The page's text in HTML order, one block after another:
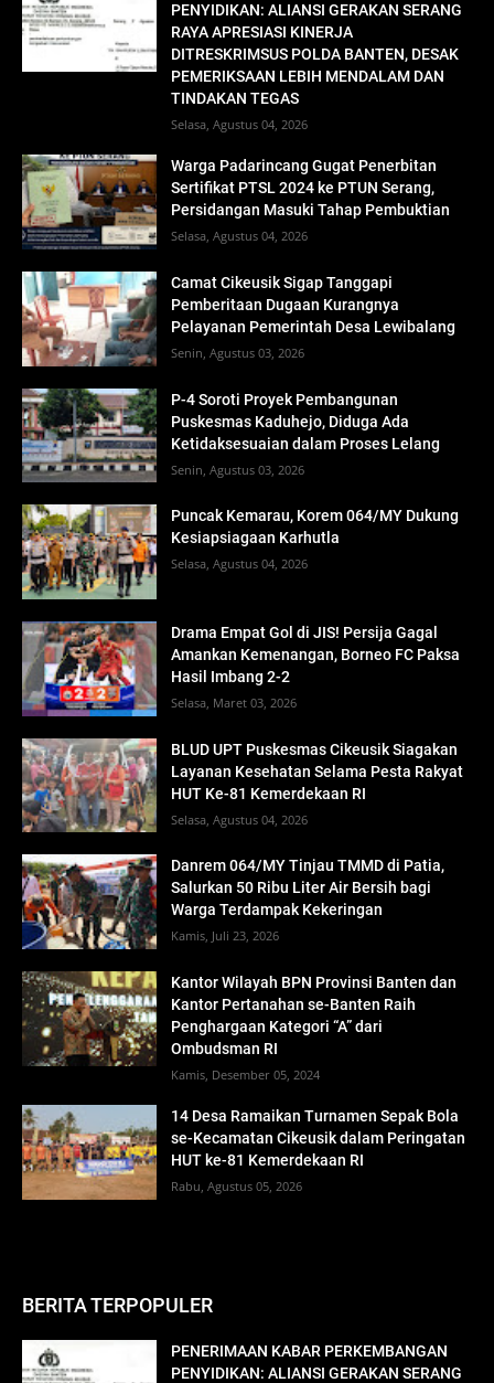
PENYIDIKAN: ALIANSI GERAKAN SERANG
RAYA APRESIASI KINERJA
DITRESKRIMSUS POLDA BANTEN, DESAK
PEMERIKSAAN LEBIH MENDALAM DAN
TINDAKAN TEGAS
Selasa, Agustus 04, 2026
Warga Padarincang Gugat Penerbitan
Sertifikat PTSL 2024 ke PTUN Serang,
Persidangan Masuki Tahap Pembuktian
Selasa, Agustus 04, 2026
Camat Cikeusik Sigap Tanggapi
Pemberitaan Dugaan Kurangnya
Pelayanan Pemerintah Desa Lewibalang
Senin, Agustus 03, 2026
P-4 Soroti Proyek Pembangunan
Puskesmas Kaduhejo, Diduga Ada
Ketidaksesuaian dalam Proses Lelang
Senin, Agustus 03, 2026
Puncak Kemarau, Korem 064/MY Dukung
Kesiapsiagaan Karhutla
Selasa, Agustus 04, 2026
Drama Empat Gol di JIS! Persija Gagal
Amankan Kemenangan, Borneo FC Paksa
Hasil Imbang 2-2
Selasa, Maret 03, 2026
BLUD UPT Puskesmas Cikeusik Siagakan
Layanan Kesehatan Selama Pesta Rakyat
HUT Ke-81 Kemerdekaan RI
Selasa, Agustus 04, 2026
Danrem 064/MY Tinjau TMMD di Patia,
Salurkan 50 Ribu Liter Air Bersih bagi
Warga Terdampak Kekeringan
Kamis, Juli 23, 2026
Kantor Wilayah BPN Provinsi Banten dan
Kantor Pertanahan se-Banten Raih
Penghargaan Kategori “A” dari
Ombudsman RI
Kamis, Desember 05, 2024
14 Desa Ramaikan Turnamen Sepak Bola
se-Kecamatan Cikeusik dalam Peringatan
HUT ke-81 Kemerdekaan RI
Rabu, Agustus 05, 2026
BERITA TERPOPULER
PENERIMAAN KABAR PERKEMBANGAN
PENYIDIKAN: ALIANSI GERAKAN SERANG